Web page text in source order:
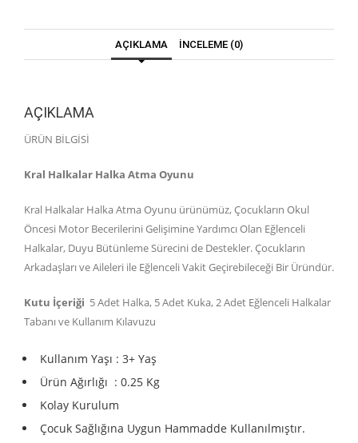
AÇIKLAMA İNCELEME (0)
AÇIKLAMA
ÜRÜN BİLGİSİ
Kral Halkalar Halka Atma Oyunu
Kral Halkalar Halka Atma Oyunu ürünümüz, Çocukların Okul
Öncesi Motor Becerilerini Gelişimine Yardımcı Olan Eğlenceli
Halkalar, Duyu Bütünleme Sürecini de Destekler. Çocukların
Arkadaşları ve Aileleri ile Eğlenceli Vakit Geçirebileceği Bir Üründür.
Kutu İçeriği 5 Adet Halka, 5 Adet Kuka, 2 Adet Eğlenceli Halkalar
Tabanı ve Kullanım Kılavuzu
Kullanım Yaşı : 3+ Yaş
Ürün Ağırlığı : 0.25 Kg
Kolay Kurulum
Çocuk Sağlığına Uygun Hammadde Kullanılmıştır.